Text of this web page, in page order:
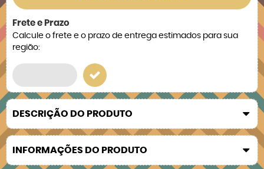
Frete e Prazo
Calcule o frete e o prazo de entrega estimados para sua
região:
DESCRIÇÃO DO PRODUTO
INFORMAÇÕES DO PRODUTO